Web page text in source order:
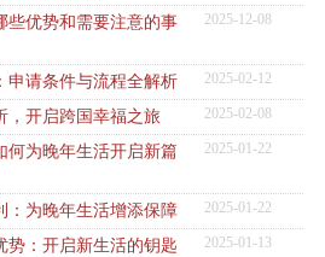
些优势和需要注意的事
2025-12-08
申请条件与流程全解析 2025-02-12
，开启跨国幸福之旅 2025-02-08
何为晚年生活开启新篇
2025-01-22
：为晚年生活增添保障 2025-01-22
势：开启新生活的钥匙 2025-01-13